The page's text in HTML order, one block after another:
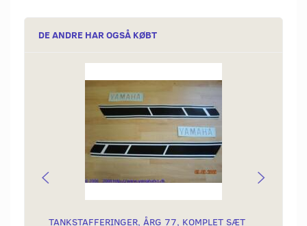
DE ANDRE HAR OGSÅ KØBT
TANKSTAFFERINGER, ÅRG 77, KOMPLET SÆT